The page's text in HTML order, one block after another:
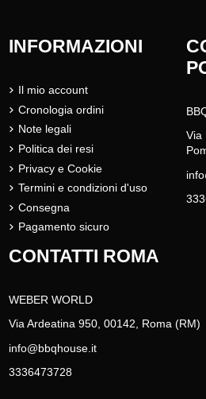
INFORMAZIONI
Il mio account
Cronologia ordini
Note legali
Politica dei resi
Privacy e Cookie
Termini e condizioni d'uso
Consegna
Pagamento sicuro
Via
CONTATTI ROMA
WEBER WORLD
Via Ardeatina 950, 00142, Roma (RM)
info@bbqhouse.it
3336473728